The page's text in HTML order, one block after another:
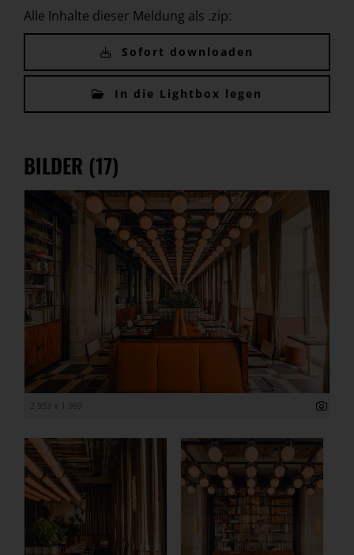
Alle Inhalte dieser Meldung als .zip:
Sofort downloaden
In die Lightbox legen
BILDER (17)
2 953 x 1 969